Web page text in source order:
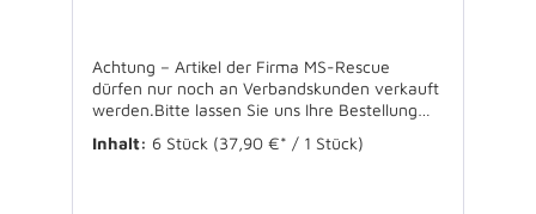
Achtung – Artikel der Firma MS-Rescue
dürfen nur noch an Verbandskunden verkauft
werden.Bitte lassen Sie uns Ihre Bestellung
Rückfragen stehen wir Ihnen gerne zur
Inhalt: 6 Stück (37,90 €* / 1 Stück)